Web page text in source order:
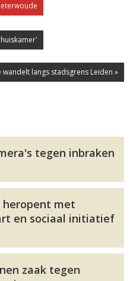
langs stadsgrens Leiden »
tegen inbraken
heropent met
en sociaal initiatief
zaak tegen